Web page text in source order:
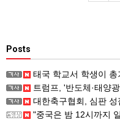
Posts
태국 학교서 학생이
트럼프, '반도체·태양광 소재' 폴
대한축구협회, 심판 성
"중국은 밤 12시까지